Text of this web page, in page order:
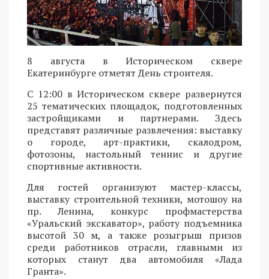
8 августа в Историческом сквере
Екатеринбурге отметят День строителя.
С 12:00 в Историческом сквере развернутся
25 тематических площадок, подготовленных
застройщиками и партнерами. Здесь
представят различные развлечения: выставку
о городе, арт-практики, скалодром,
фотозоны, настольный теннис и другие
спортивные активности.
Для гостей организуют мастер-классы,
выставку строительной техники, мотошоу на
пр. Ленина, конкурс профмастерства
«Уральский экскаватор», работу подъемника
высотой 30 м, а также розыгрыш призов
среди работников отрасли, главными из
которых станут два автомобиля «Лада
Гранта».